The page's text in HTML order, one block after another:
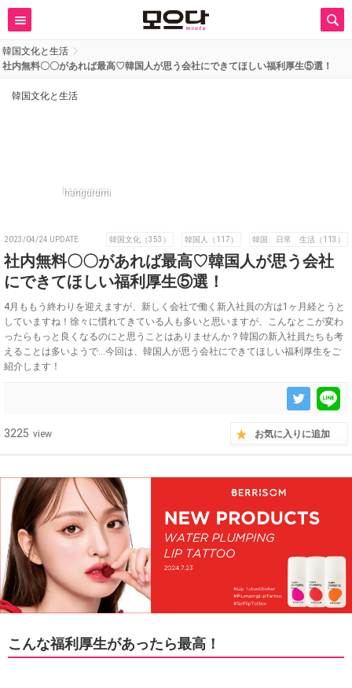
韓国文化と生活
社内無料〇〇があれば最高♡韓国人が思う会社にできてほしい福利厚生⑤選！
韓国文化と生活
hangurumi
2023/04/24 UPDATE 韓国文化（353） 韓国人（117） 韓国 日常 生活（113）
社内無料〇〇があれば最高♡韓国人が思う会社
にできてほしい福利厚生⑤選！
4月ももう終わりを迎えますが、新しく会社で働く新入社員の方は1ヶ月経とうと
していますね！徐々に慣れてきている人も多いと思いますが、こんなとこが変わ
ったらもっと良くなるのにと思うことはありませんか？韓国の新入社員たちも考
えることは多いようで…今回は、韓国人が思う会社にできてほしい福利厚生をご
紹介します！
3225 view お気に入りに追加
こんな福利厚生があったら最高！